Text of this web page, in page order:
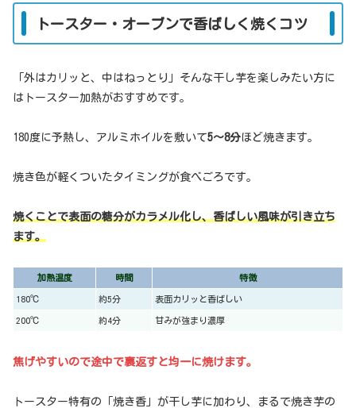
トースター・オーブンで香ばしく焼くコツ
「外はカリッと、中はねっとり」そんな干し芋を楽しみたい方に
はトースター加熱がおすすめです。
180度に予熱し、アルミホイルを敷いて5〜8分ほど焼きます。
焼き色が軽くついたタイミングが食べごろです。
焼くことで表面の糖分がカラメル化し、香ばしい風味が引き立ち
ます。
加熱温度 時間 特徴
180℃ 約5分 表面カリッと香ばしい
200℃ 約4分 甘みが強まり濃厚
焦げやすいので途中で裏返すと均一に焼けます。
トースター特有の「焼き香」が干し芋に加わり、まるで焼き芋の